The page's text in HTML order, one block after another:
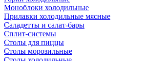
Моноблоки холодильные
Прилавки холодильные мясные
Саладетты и салат-бары
Сплит-системы
Столы для пиццы
Столы морозильные